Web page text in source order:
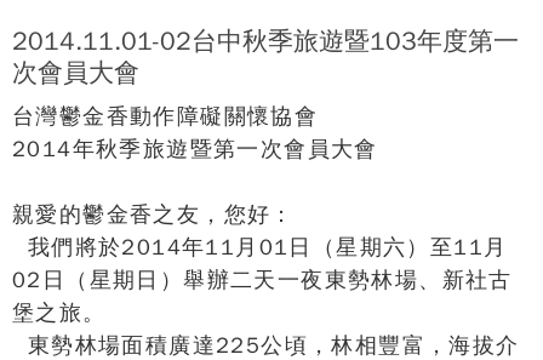
2014.11.01-02台中秋季旅遊暨103年度第一
次會員大會
台灣鬱金香動作障礙關懷協會
2014年秋季旅遊暨第一次會員大會
親愛的鬱金香之友，您好：
我們將於2014年11月01日（星期六）至11月
02日（星期日）舉辦二天一夜東勢林場、新社古
堡之旅。
東勢林場面積廣達225公頃，林相豐富，海拔介